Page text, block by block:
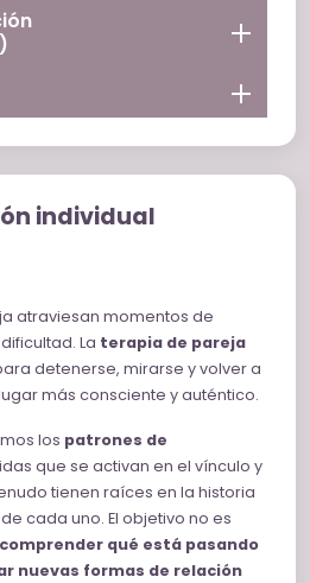
individual
atraviesan momentos de
La terapia de pareja
detenerse, mirarse y volver a
más consciente y auténtico.
los patrones de
que se activan en el vínculo y
tienen raíces en la historia
cada uno. El objetivo no es
comprender qué está pasando
nuevas formas de relación